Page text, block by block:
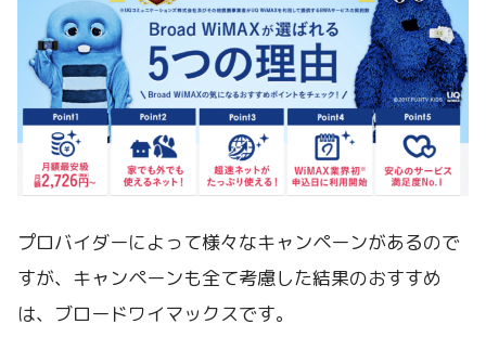
プロバイダーによって様々なキャンペーンがあるので
すが、キャンペーンも全て考慮した結果のおすすめ
は、ブロードワイマックスです。